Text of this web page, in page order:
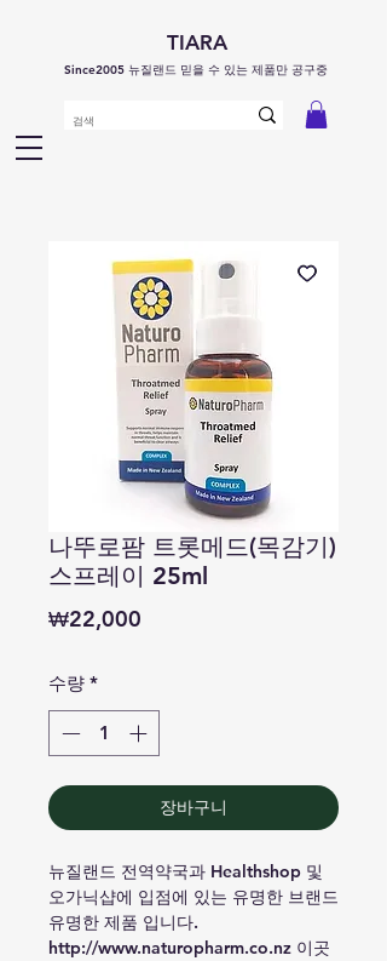
TIARA
Since2005 뉴질랜드 믿을 수 있는 제품만 공구중
나뚜로팜 트롯메드(목감기)
스프레이 25ml
₩22,000
수량 *
장바구니
뉴질랜드 전역약국과 Healthshop 및
오가닉샵에 입점에 있는 유명한 브랜드
유명한 제품 입니다.
http://www.naturopharm.co.nz 이곳